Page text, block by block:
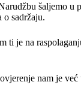
šaljemo u
o sadržaju.
ti je na
nam je